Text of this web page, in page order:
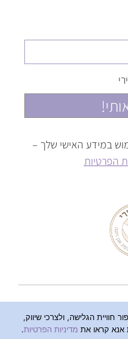
במידע האישי שלך –
הפרטיות
פרטיות
הגלישה, ולצרכי שיווק,
אנא קראו את מדיניות הפרטיות.